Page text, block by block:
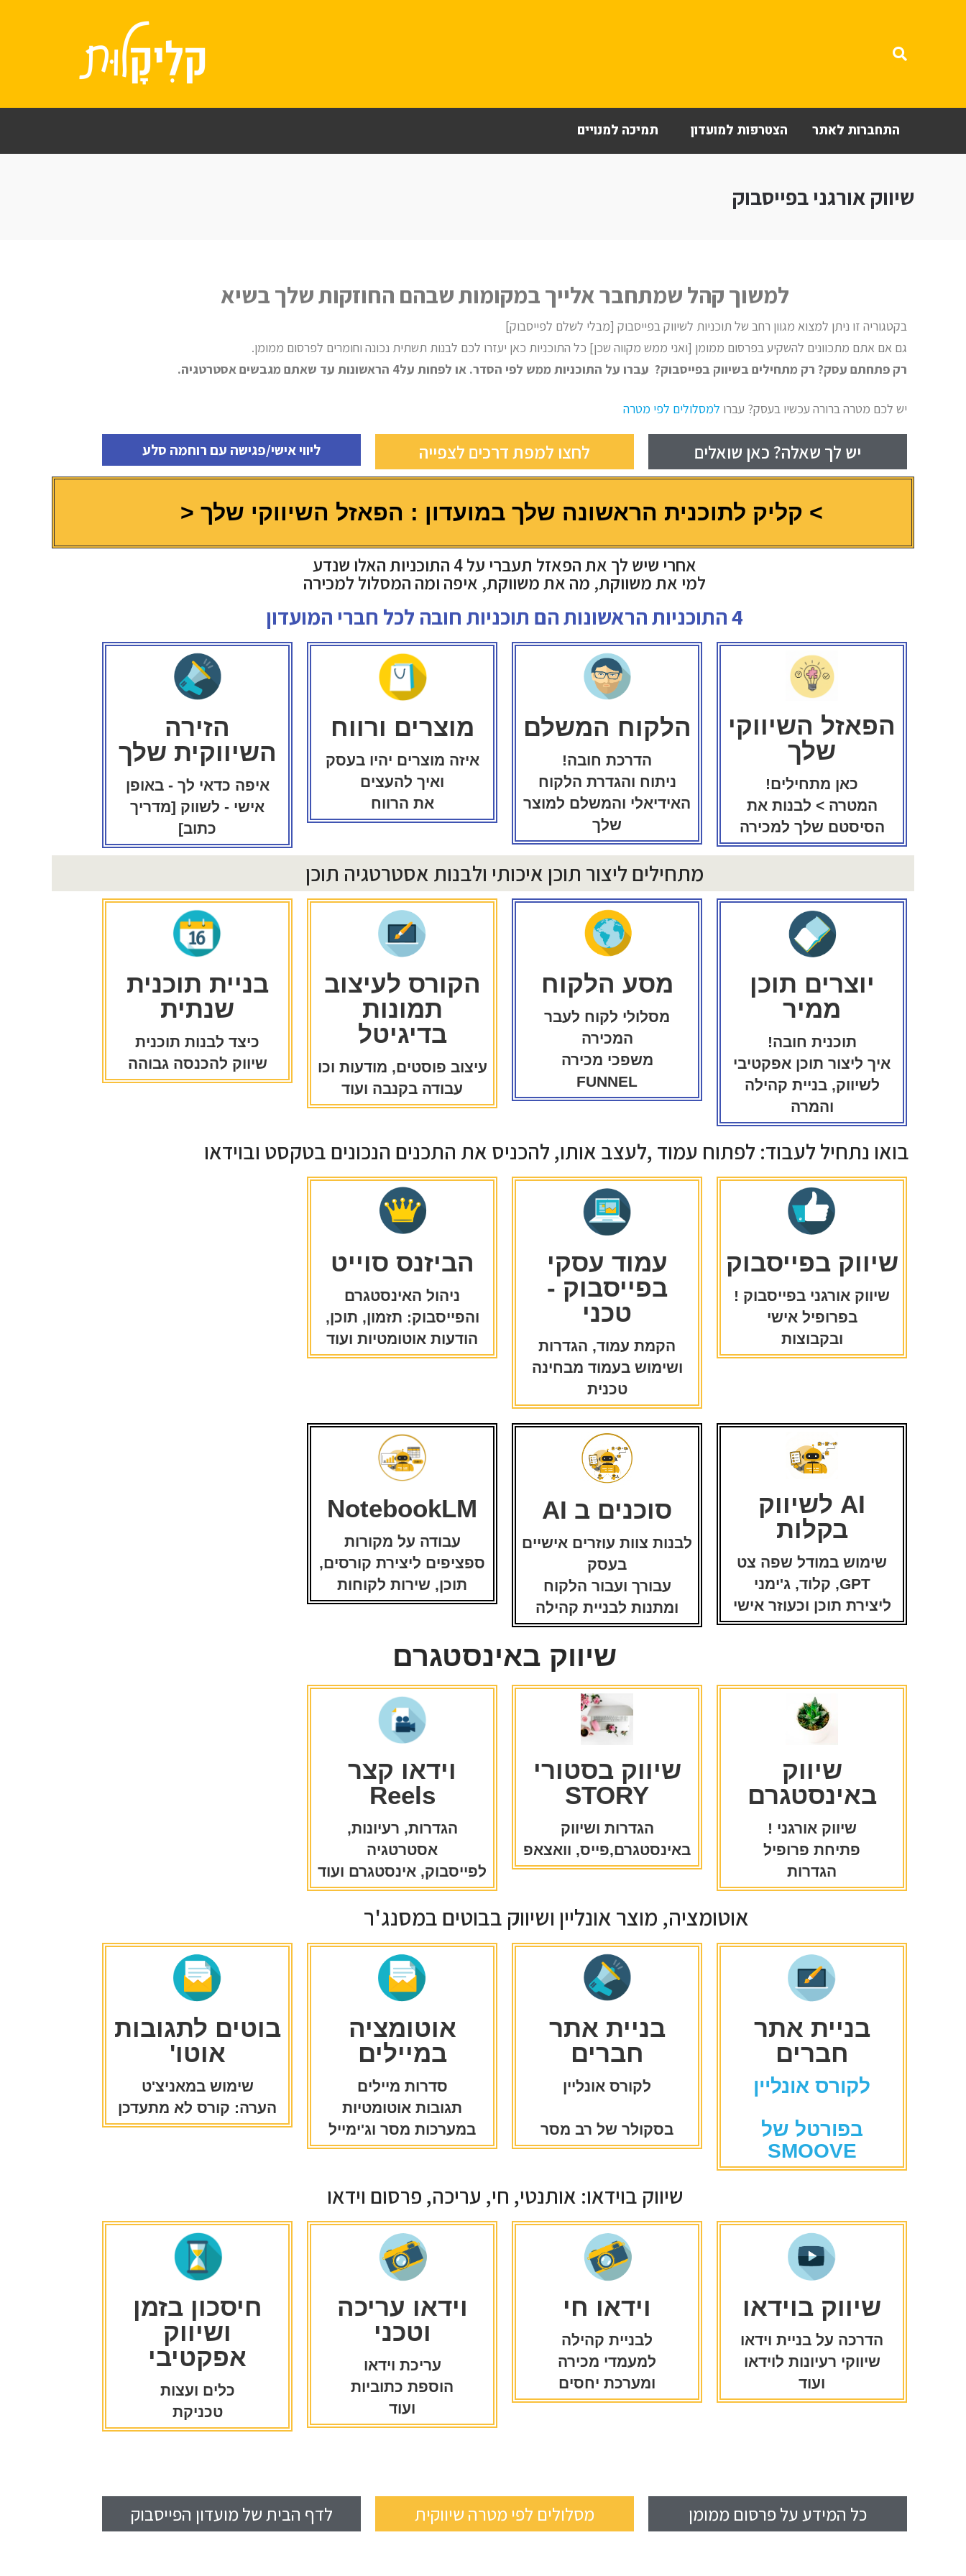
התחברות לאתר הצטרפות למועדון תמיכה למנויים
שיווק אורגני בפייסבוק
למשוך קהל שמתחבר אלייך במקומות שבהם החוזקות שלך בשיא
בקטגוריה זו ניתן למצוא מגוון רחב של תוכניות לשיווק בפייסבוק [מבלי לשלם לפייסבוק]
גם אם אתם מתכוונים להשקיע בפרסום ממומן [ואני ממש מקווה שכן] כל התוכניות כאן יעזרו לכם לבנות תשתית נכונה וחומרים לפרסום ממומן.
רק פתחתם עסק? רק מתחילים בשיווק בפייסבוק? עברו על התוכניות ממש לפי הסדר. או לפחות על4 הראשונות עד שאתם מגבשים אסטרטגיה.
יש לכם מטרה ברורה עכשיו בעסק? עברו למסלולים לפי מטרה
יש לך שאלה? כאן שואלים לחצו למפת דרכים לצפייה ליווי אישי/פגישה עם רוחמה סלע
> קליק לתוכנית הראשונה שלך במועדון : הפאזל השיווקי שלך <
אחרי שיש לך את הפאזל תעברי על 4 התוכניות האלו שנדע
למי את משווקת, מה את משווקת, איפה ומה המסלול למכירה
4 התוכניות הראשונות הם תוכניות חובה לכל חברי המועדון
הפאזל השיווקי
שלך
כאן מתחילים!
המטרה > לבנות את
הסיסטם שלך למכירה
הלקוח המשלם
הדרכת חובה!
ניתוח והגדרת הלקוח
האידיאלי והמשלם למוצר
שלך
מוצרים ורווח
איזה מוצרים יהיו בעסק
ואיך להעצים
את הרווח
הזירה
השיווקית שלך
איפה כדאי לך - באופן
אישי - לשווק [מדריך
כתוב]
מתחילים ליצור תוכן איכותי ולבנות אסטרטגיה תוכן
יוצרים תוכן
ממיר
תוכנית חובה!
איך ליצור תוכן אפקטיבי
לשיווק, בניית קהילה
והמרה
מסע הלקוח
מסלולי לקוח לעבר
המכירה
משפכי מכירה
FUNNEL
הקורס לעיצוב
תמונות
בדיגיטל
עיצוב פוסטים, מודעות וכו
עבודה בקנבה ועוד
בניית תוכנית
שנתית
כיצד לבנות תוכנית
שיווק להכנסה גבוהה
בואו נתחיל לעבוד: לפתוח עמוד ,לעצב אותו, להכניס את התכנים הנכונים בטקסט ובוידאו
שיווק בפייסבוק
שיווק אורגני בפייסבוק !
בפרופיל אישי
ובקבוצות
עמוד עסקי
בפייסבוק -
טכני
הקמת עמוד, הגדרות
ושימוש בעמוד מבחינה
טכנית
הביזנס סוייט
ניהול האינסטגרם
והפייסבוק: תזמון, תוכן,
הודעות אוטומטיות ועוד
AI לשיווק
בקלות
שימוש במודל שפה צט
GPT, קלוד, ג'ימני
ליצירת תוכן וכעוזר אישי
סוכנים ב AI
לבנות צוות עוזרים אישיים
בעסק
עבורך ועבור הלקוח
ומתנות לבניית קהילה
NotebookLM
עבודה על מקורות
ספציפים ליצירת קורסים,
תוכן, שירות לקוחות
שיווק באינסטגרם
שיווק
באינסטגרם
שיווק אורגני !
פתיחת פרופיל
הגדרות
שיווק בסטורי
STORY
הגדרות ושיווק
באינסטגרם,פייס, וואצאפ
וידאו קצר
Reels
הגדרות, רעיונות,
אסטרטגיה
לפייסבוק, אינסטגרם ועוד
אוטומציה, מוצר אונליין ושיווק בבוטים במסנג'ר
בניית אתר
חברים
לקורס אונליין
בפורטל של
SMOOVE
בניית אתר
חברים
לקורס אונליין
בסקולר של רב מסר
אוטומציה
במיילים
סדרות מיילים
תגובות אוטומטיות
במערכות מסר וג'ימייל
בוטים לתגובות
אוטו'
שימוש במאניצ'ט
הערה: קורס לא מתעדכן
שיווק בוידאו: אותנטי, חי, עריכה, פרסום וידאו
שיווק בוידאו
הדרכה על בניית וידאו
שיווקי רעיונות לוידאו
ועוד
וידאו חי
לבניית קהילה
למעמדי מכירה
ומערכת יחסים
וידאו עריכה
וטכני
עריכת וידאו
הוספת כתוביות
ועוד
חיסכון בזמן
ושיווק
אפקטיבי
כלים ועצות
טכניקת
כל המידע על פרסום ממומן מסלולים לפי מטרה שיווקית לדף הבית של מועדון הפייסבוק